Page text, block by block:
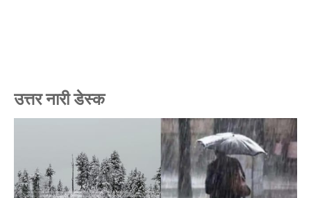
उत्तर नारी डेस्क